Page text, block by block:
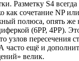
Разметку S4
сочетание NP
полюса, опять же
(6PP, 4PP).
узлов
часто ещё и
велик.